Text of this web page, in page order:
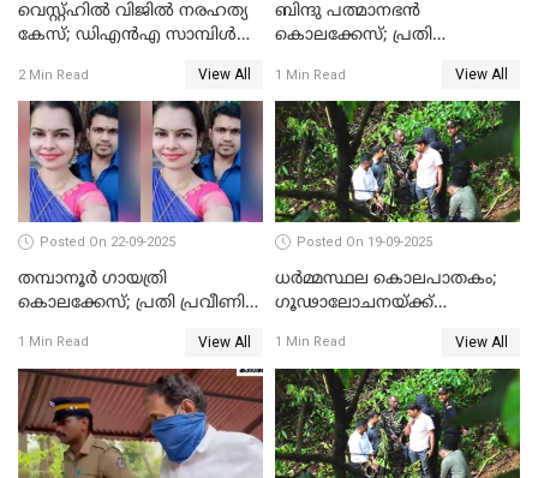
വെസ്റ്റ്ഹിൽ വിജിൽ നരഹത്യ
കേസ്; ഡിഎൻഎ സാമ്പിൾ
2 Min Read View All
ബിന്ദു പത്മാനഭന്‍
കൊലക്കേസ്; പ്രതി
രേഖപ്പെടുത്തി
1 Min Read View All
Posted On 22-09-2025
തമ്പാനൂര്‍ ഗായത്രി
കൊലക്കേസ്; പ്രതി പ്രവീണിന്
ലക്ഷം രൂപ പിഴയും
1 Min Read View All
Posted On 19-09-2025
ധർമ്മസ്ഥല കൊലപാതകം;
ഗൂഢാലോചനയ്ക്ക്
1 Min Read View All